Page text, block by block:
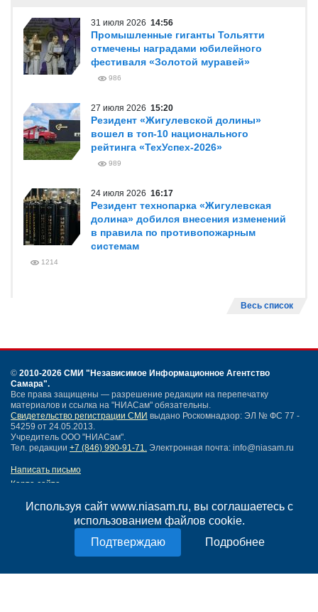
Используя сайт www.niasam.ru, вы соглашаетесь с
использованием файлов cookie.
Подробнее
31 июля 2026 14:56
Промышленные гиганты Тольятти
отмечены наградами юбилейного
фестиваля «Золотой муравей»
986
27 июля 2026 15:20
Резидент «Жигулевской долины»
вошел в топ-10 национального
рейтинга «ТехУспех-2026»
989
24 июля 2026 16:17
Резидент технопарка «Жигулевская
долина» добился внесения изменений
в правила по противопожарным
системам
1214
Весь список
© 2010-2026 СМИ "Независимое Информационное Агентство
Самара".
Все права защищены — разрешение редакции на перепечатку
материалов и ссылка на "НИАСам" обязательны.
Свидетельство регистрации СМИ выдано Роскомнадзор: ЭЛ № ФС 77 -
54259 от 24.05.2013.
Учредитель ООО "НИАСам".
Тел. редакции +7 (846) 990-91-71. Электронная почта: info@niasam.ru
Написать письмо
Карта сайта
Политика конфиденциальности
Согласие на обработку персональных данных